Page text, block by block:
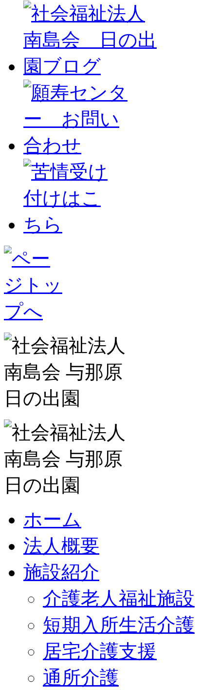
ホーム
法人概要
施設紹介
介護老人福祉施設
短期入所生活介護
居宅介護支援
通所介護